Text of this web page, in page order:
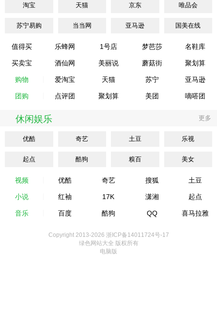
淘宝 天猫 京东 唯品会
苏宁易购 当当网 亚马逊 国美在线
值得买 乐蜂网 1号店 梦芭莎 名鞋库
买卖宝 酒仙网 美丽说 蘑菇街 聚划算
购物 爱淘宝 天猫 苏宁 亚马逊
团购 点评团 聚划算 美团 嘀嗒团
休闲娱乐 更多
优酷 奇艺 土豆 乐视
起点 酷狗 糗百 美女
视频 优酷 奇艺 搜狐 土豆
小说 红袖 17K 潇湘 起点
音乐 百度 酷狗 QQ 喜马拉雅
Copyright 2013-2026 浙ICP备14011724号-17
绿色网站大全 版权所有
电脑版